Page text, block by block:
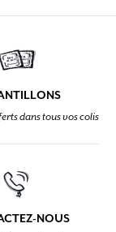
dans tous vos colis
NOUS